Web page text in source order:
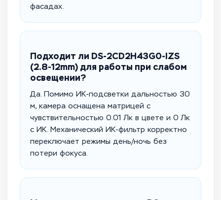
фасадах.
Подходит ли DS-2CD2H43G0-IZS
(2.8-12mm) для работы при слабом
освещении?
Да. Помимо ИК-подсветки дальностью 30
м, камера оснащена матрицей с
чувствительностью 0.01 Лк в цвете и 0 Лк
с ИК. Механический ИК-фильтр корректно
переключает режимы день/ночь без
потери фокуса.